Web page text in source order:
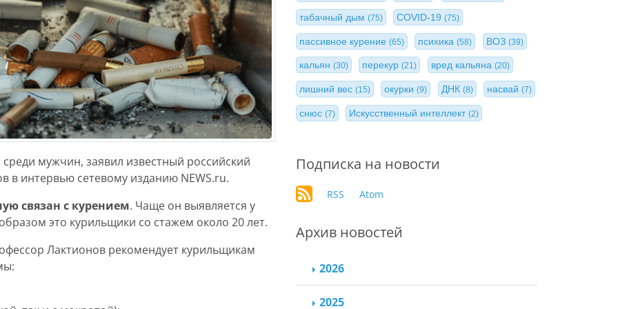
мужчин, заявил известный российский
в интервью сетевому изданию NEWS.ru.
связан с курением. Чаще он выявляется у
это курильщики со стажем около 20 лет.
Лактионов рекомендует курильщикам
табачный дым (75) COVID-19(75)
пассивное курение (65) психика(58) ВОЗ (39)
кальян (30) перекур(21) вред кальяна (20)
лишний вес (15) окурки(9) ДНК (8) насвай(7)
снюс (7) Искусственный интеллект(2)
Подписка на новости
RSS Atom
Архив новостей
2026
2025